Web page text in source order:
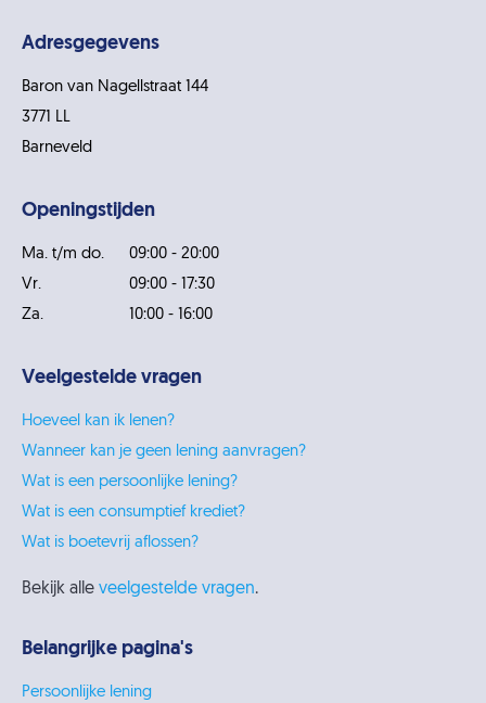
Adresgegevens
Baron van Nagellstraat 144
3771 LL
Barneveld
Openingstijden
Ma. t/m do.
09:00 - 20:00
Vr.
09:00 - 17:30
Za.
10:00 - 16:00
Veelgestelde vragen
Hoeveel kan ik lenen?
Wanneer kan je geen lening aanvragen?
Wat is een persoonlijke lening?
Wat is een consumptief krediet?
Wat is boetevrij aflossen?
Bekijk alle veelgestelde vragen.
Belangrijke pagina's
Persoonlijke lening